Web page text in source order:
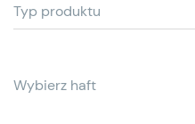
Typ produktu
Wybierz haft